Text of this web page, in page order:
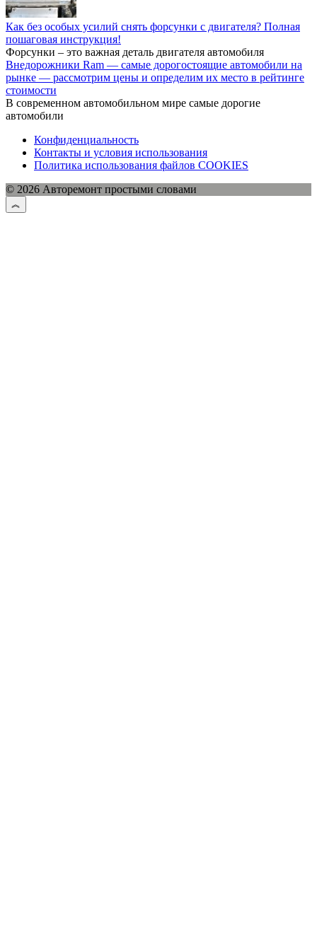
Как без особых усилий снять форсунки с двигателя? Полная
пошаговая инструкция!
Форсунки – это важная деталь двигателя автомобиля
Внедорожники Ram — самые дорогостоящие автомобили на
рынке — рассмотрим цены и определим их место в рейтинге
стоимости
В современном автомобильном мире самые дорогие
автомобили
Конфиденциальность
Контакты и условия использования
Политика использования файлов COOKIES
© 2026 Авторемонт простыми словами